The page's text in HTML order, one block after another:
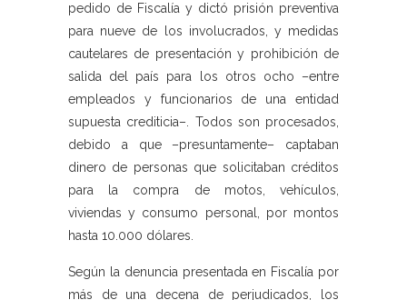
pedido de Fiscalía y dictó prisión preventiva
para nueve de los involucrados, y medidas
cautelares de presentación y prohibición de
salida del país para los otros ocho –entre
empleados y funcionarios de una entidad
supuesta crediticia–. Todos son procesados,
debido a que –presuntamente– captaban
dinero de personas que solicitaban créditos
para la compra de motos, vehículos,
viviendas y consumo personal, por montos
hasta 10.000 dólares.
Según la denuncia presentada en Fiscalía por
más de una decena de perjudicados, los